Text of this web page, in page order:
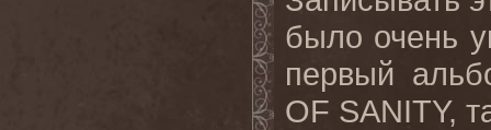
было очень
первый
OF SANITY,